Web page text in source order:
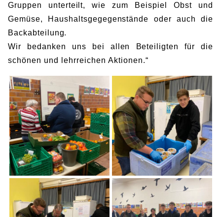
Gruppen unterteilt, wie zum Beispiel Obst und
Gemüse, Haushaltsgegegenstände oder auch die
Backabteilung.
Wir bedanken uns bei allen Beteiligten für die
schönen und lehrreichen Aktionen.“